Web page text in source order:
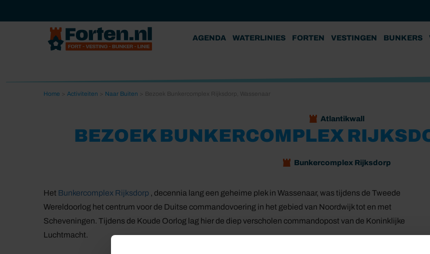
AGENDA WATERLINIES FORTEN VESTINGEN BUNKERS
Home Activiteiten Naar Buiten
Atlantikwall
BEZOEK BUNKERCOMPLEX
Bunkercomplex Rijksdorp
Het Bunkercomplex Rijksdorp , decennia lang een geheime plek in Wassenaar, was tijdens de Tweede
Wereldoorlog het centrum voor de Duitse commandovoering in het gebied van Noordwijk tot en met
Scheveningen. Tijdens de Koude Oorlog lag hier de diep verscholen commandopost van de Koninklijke
Luchtmacht.